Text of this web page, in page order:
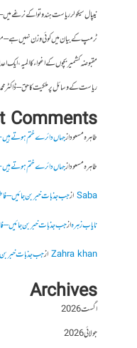
نیپال سیکولر ریاست ہندوتوا کے نرغے میں
ٹرمپ کے بیان میں کوئی وزن نہیں ہے –
مقبوضہ کشمیر بچوں کے اغواء کا المیہ، ایک
ریاست کے وسائل پر ملکیت کا حق – ڈاکٹر
Comments
طاہرہ مسعودازجہاں دائرے ختم ہوتے ہیں-
طاہرہ مسعودازجہاں دائرے ختم ہوتے ہیں-
Sabaازجب جذبات خبر بن جائیں –
نایاب زہرہازجب جذبات خبر بن جائیں –
Zahra khanازجب جذبات خبر بن
Archives
اگست 2026
جولائی 2026